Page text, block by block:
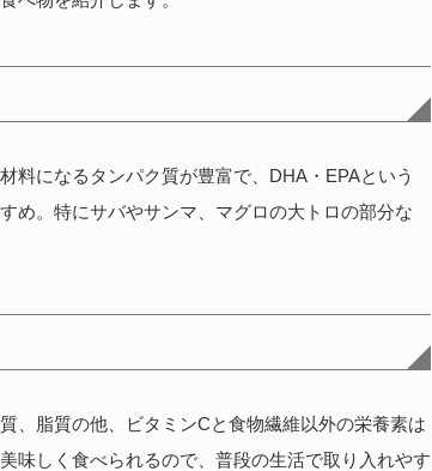
料になるタンパク質が豊富で、DHA・EPAという
め。特にサバやサンマ、マグロの大トロの部分な
、脂質の他、ビタミンCと食物繊維以外の栄養素は
味しく食べられるので、普段の生活で取り入れやす